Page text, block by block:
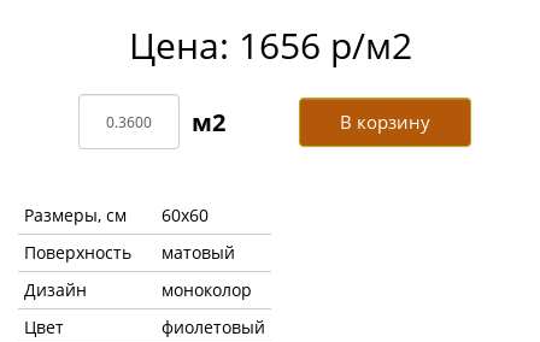
Цена: 1656 р/м2
В корзину
Размеры, см
60x60
Поверхность
матовый
Дизайн
моноколор
Цвет
фиолетовый